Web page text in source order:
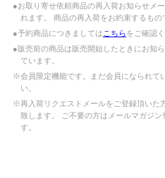
●お取り寄せ依頼商品の再入荷お知らせメ
れます。 商品の再入荷をお約束するもの
●予約商品につきましては こちらをご確認
●販売前の商品は販売開始したときにお知
ています。
※会員限定機能です。まだ会員になられて
い。
※再入荷リクエストメールをご登録頂いた
致します。 ご不要の方はメールマガジ
す。